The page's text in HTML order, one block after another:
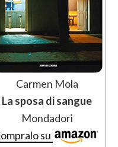
Carmen Mola
La sposa di sangue
Mondadori
su